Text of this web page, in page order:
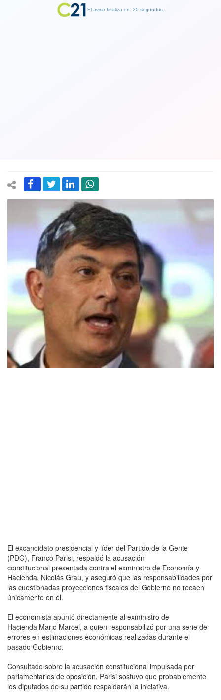
El excandidato presidencial y líder del Partido de la Gente
(PDG), Franco Parisi, respaldó la acusación
constitucional presentada contra el exministro de Economía y
Hacienda, Nicolás Grau, y aseguró que las responsabilidades por
las cuestionadas proyecciones fiscales del Gobierno no recaen
únicamente en él.
El economista apuntó directamente al exministro de
Hacienda Mario Marcel, a quien responsabilizó por una serie de
errores en estimaciones económicas realizadas durante el
pasado Gobierno.
Consultado sobre la acusación constitucional impulsada por
parlamentarios de oposición, Parisi sostuvo que probablemente
los diputados de su partido respaldarán la iniciativa.
El aviso finaliza en: 19 segundos.